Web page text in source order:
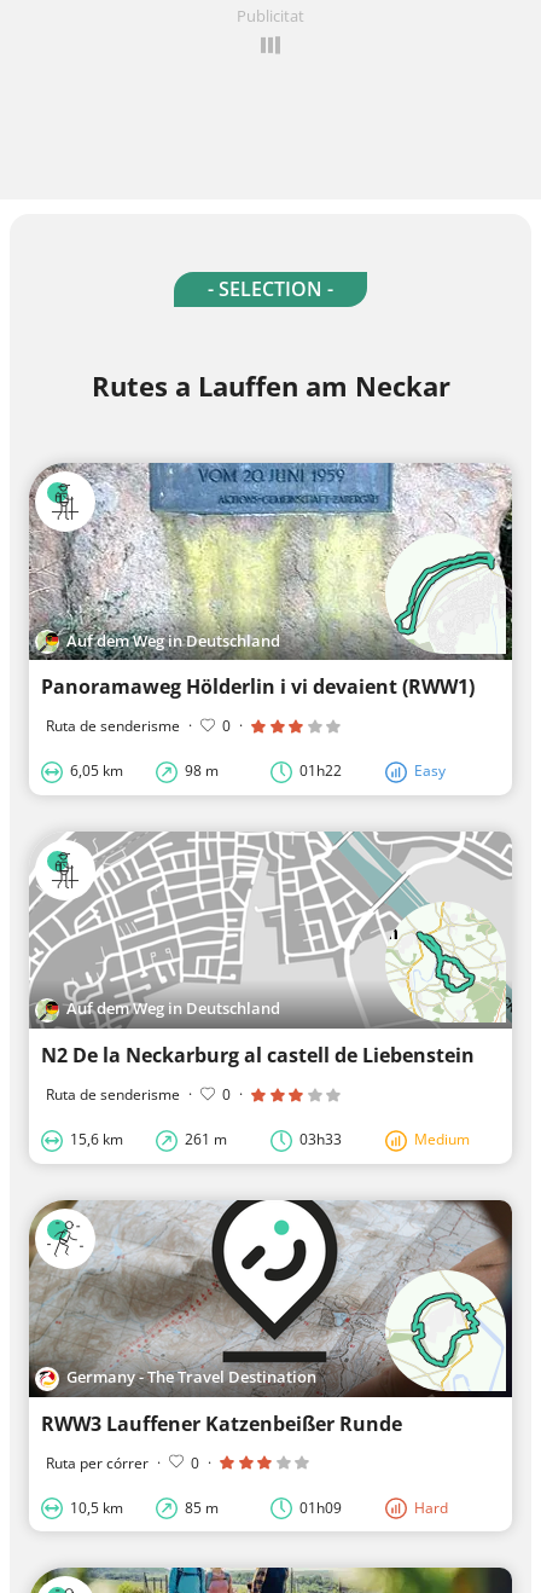
Publicitat
- SELECTION -
Rutes a Lauffen am Neckar
Auf dem Weg in Deutschland
Panoramaweg Hölderlin i vi devaient (RWW1)
Ruta de senderisme · 0 ·
6,05 km 98 m 01h22 Easy
Auf dem Weg in Deutschland
N2 De la Neckarburg al castell de Liebenstein
Ruta de senderisme · 0 ·
15,6 km 261 m 03h33 Medium
Germany - The Travel Destination
RWW3 Lauffener Katzenbeißer Runde
Ruta per córrer · 0 ·
10,5 km 85 m 01h09 Hard